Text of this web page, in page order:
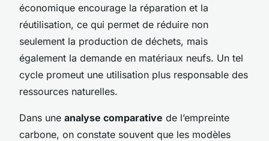
économique encourage la réparation et la
réutilisation, ce qui permet de réduire non
seulement la production de déchets, mais
également la demande en matériaux neufs. Un tel
cycle promeut une utilisation plus responsable des
ressources naturelles.
Dans une analyse comparative de l’empreinte
carbone, on constate souvent que les modèles